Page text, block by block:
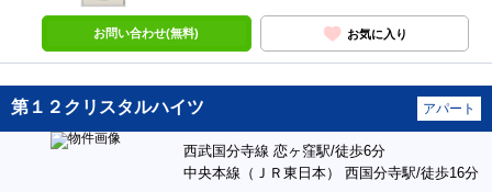
お問い合わせ(無料) お気に入り
第１２クリスタルハイツ アパート
西武国分寺線 恋ヶ窪駅/徒歩6分
中央本線（ＪＲ東日本） 西国分寺駅/徒歩16分